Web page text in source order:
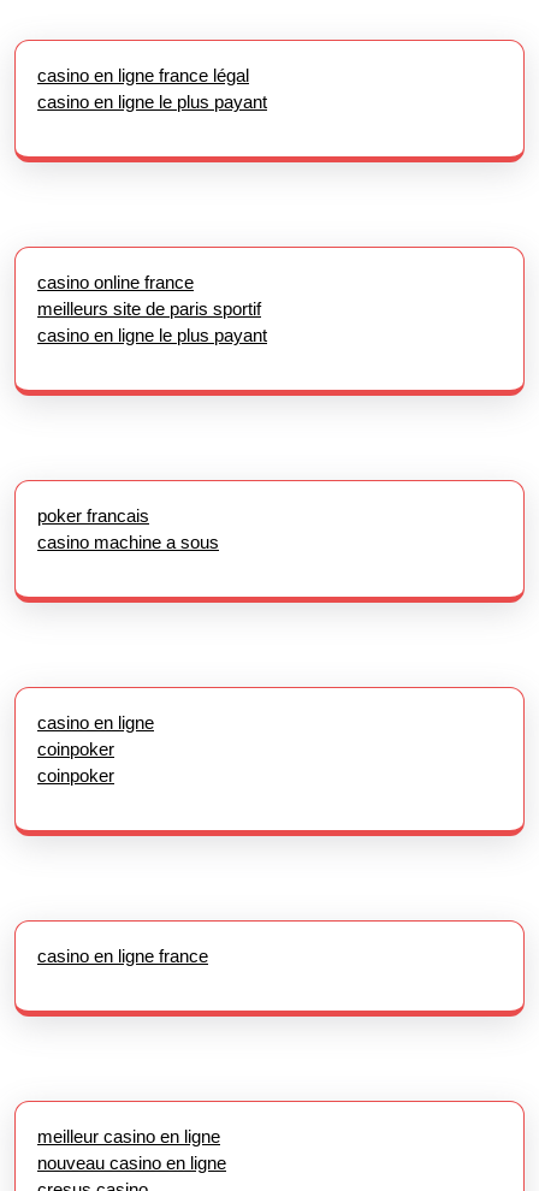
casino en ligne france légal
casino en ligne le plus payant
casino online france
meilleurs site de paris sportif
casino en ligne le plus payant
poker francais
casino machine a sous
casino en ligne
coinpoker
coinpoker
casino en ligne france
meilleur casino en ligne
nouveau casino en ligne